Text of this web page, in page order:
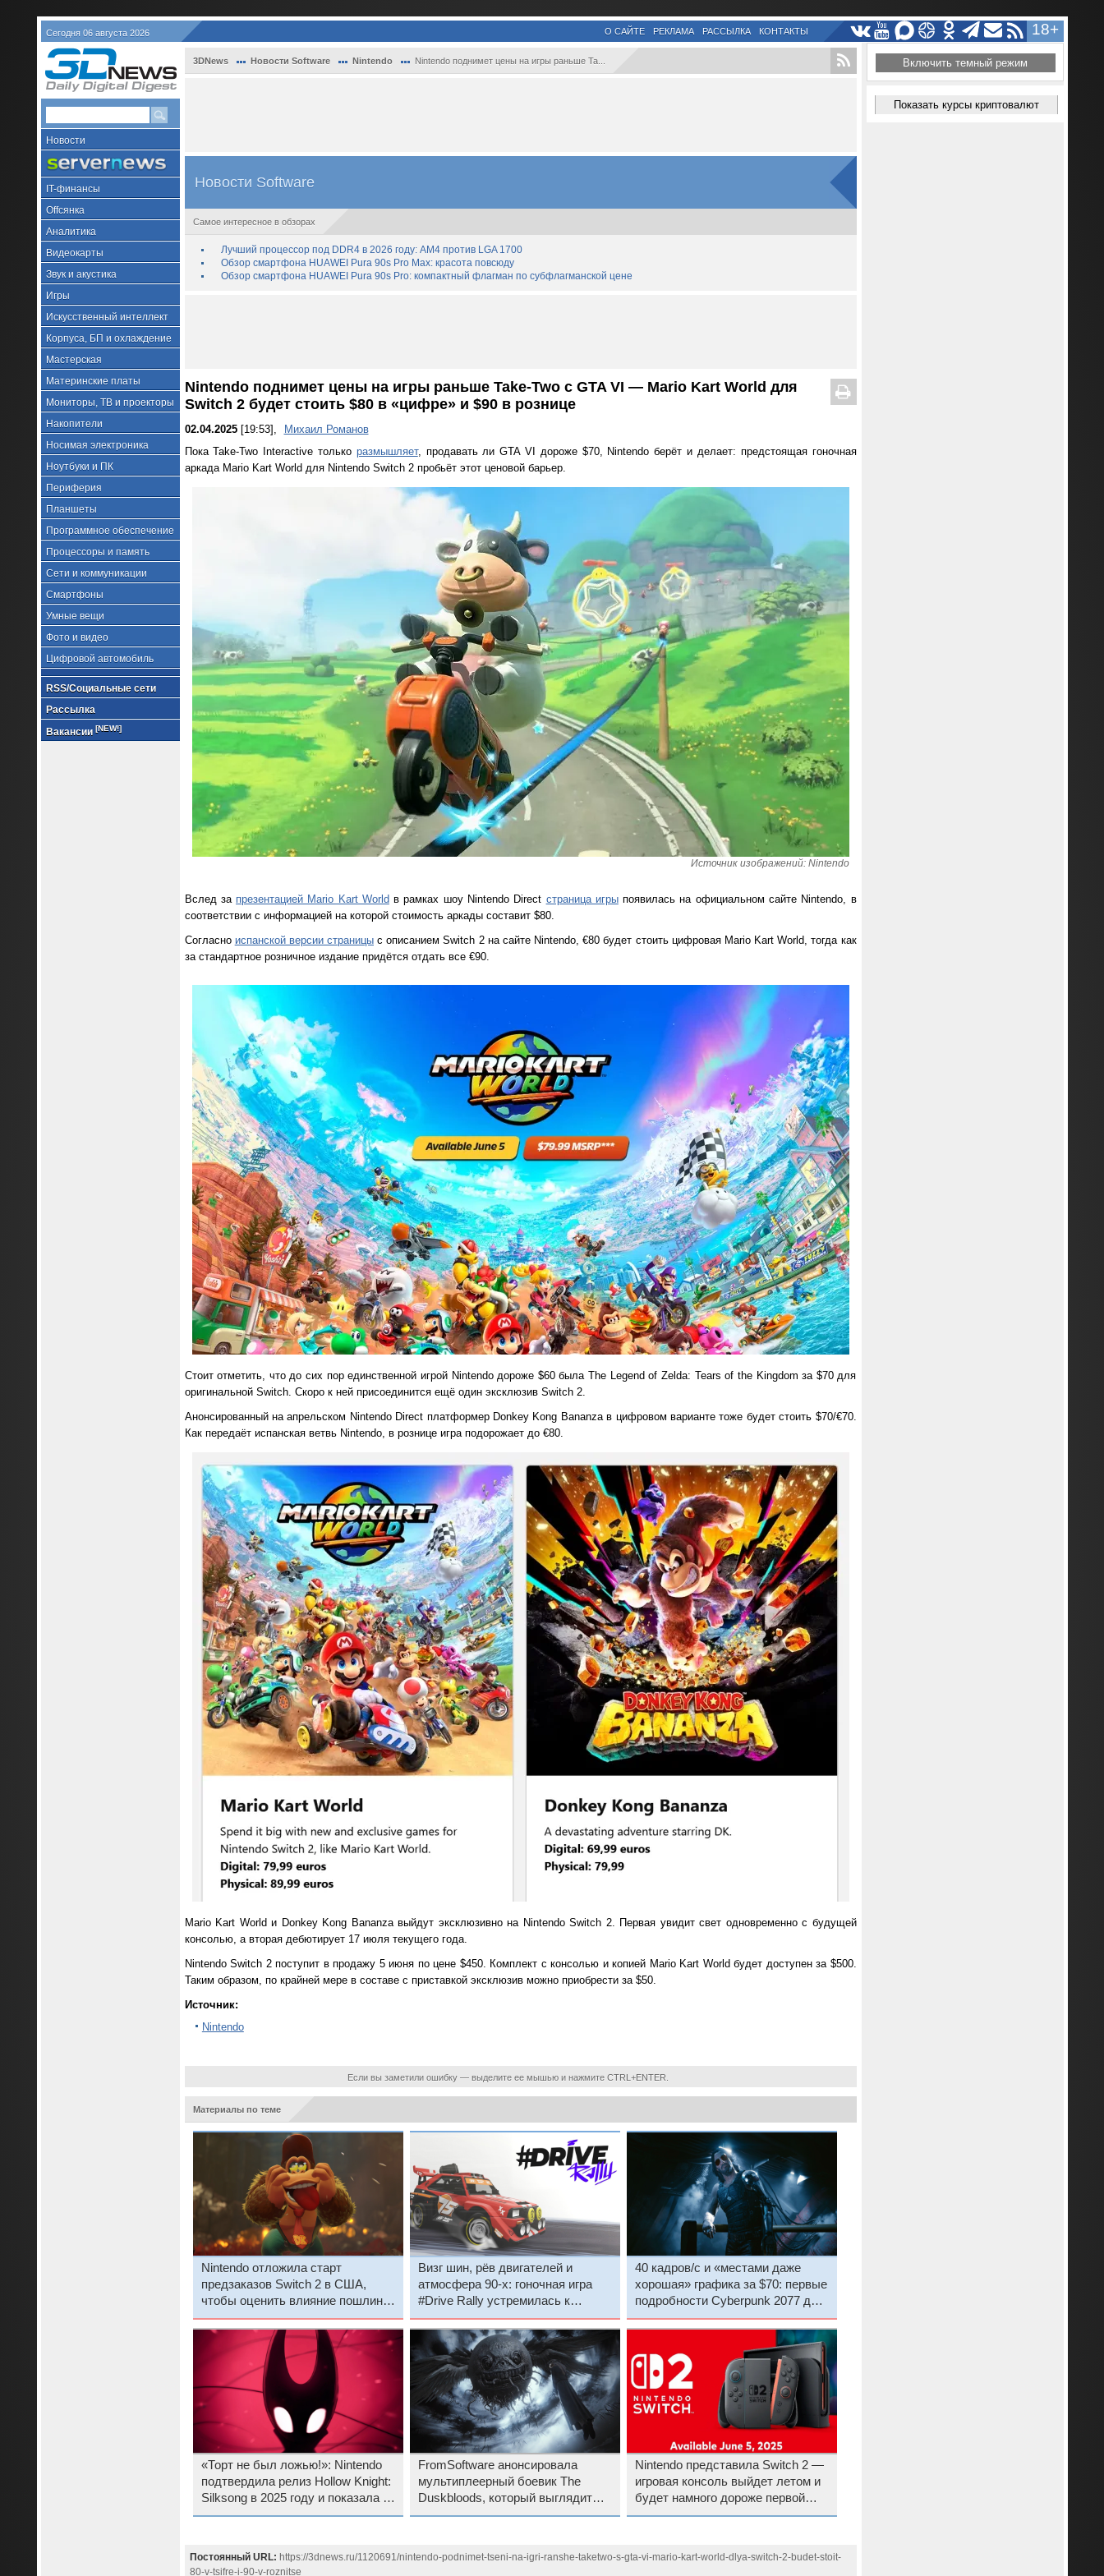
Сегодня 06 августа 2026 18+
О САЙТЕ РЕКЛАМА РАССЫЛКА КОНТАКТЫ
Новости
IT-финансы
Offсянка
Аналитика
Видеокарты
Звук и акустика
Игры
Искусственный интеллект
Корпуса, БП и охлаждение
Мастерская
Материнские платы
Мониторы, ТВ и проекторы
Накопители
Носимая электроника
Ноутбуки и ПК
Периферия
Планшеты
Программное обеспечение
Процессоры и память
Сети и коммуникации
Смартфоны
Умные вещи
Фото и видео
Цифровой автомобиль
RSS/Социальные сети
Рассылка
Вакансии [NEW!]
3DNews Новости Software Nintendo Nintendo поднимет цены на игры раньше Ta...
Новости Software
Самое интересное в обзорах
Лучший процессор под DDR4 в 2026 году: AM4 против LGA 1700
Обзор смартфона HUAWEI Pura 90s Pro Max: красота повсюду
Обзор смартфона HUAWEI Pura 90s Pro: компактный флагман по субфлагманской цене
Nintendo поднимет цены на игры раньше Take-Two с GTA VI — Mario Kart World для
Switch 2 будет стоить $80 в «цифре» и $90 в рознице
02.04.2025[19:53],
Михаил Романов
Пока Take-Two Interactive только размышляет, продавать ли GTA VI дороже $70, Nintendo берёт и делает: предстоящая гоночная
аркада Mario Kart World для Nintendo Switch 2 пробьёт этот ценовой барьер.
Источник изображений: Nintendo
Вслед за презентацией Mario Kart World в рамках шоу Nintendo Direct страница игрыпоявилась на официальном сайте Nintendo, в
соответствии с информацией на которой стоимость аркады составит $80.
Согласно испанской версии страницы с описанием Switch 2 на сайте Nintendo, €80 будет стоить цифровая Mario Kart World, тогда как
за стандартное розничное издание придётся отдать все €90.
Стоит отметить, что до сих пор единственной игрой Nintendo дороже $60 была The Legend of Zelda: Tears of the Kingdom за $70 для
оригинальной Switch. Скоро к ней присоединится ещё один эксклюзив Switch 2.
Анонсированный на апрельском Nintendo Direct платформер Donkey Kong Bananza в цифровом варианте тоже будет стоить $70/€70.
Как передаёт испанская ветвь Nintendo, в рознице игра подорожает до €80.
Mario Kart World и Donkey Kong Bananza выйдут эксклюзивно на Nintendo Switch 2. Первая увидит свет одновременно с будущей
консолью, а вторая дебютирует 17 июля текущего года.
Nintendo Switch 2 поступит в продажу 5 июня по цене $450. Комплект с консолью и копией Mario Kart World будет доступен за $500.
Таким образом, по крайней мере в составе с приставкой эксклюзив можно приобрести за $50.
Источник:
Nintendo
Если вы заметили ошибку — выделите ее мышью и нажмите CTRL+ENTER.
Материалы по теме
Nintendo отложила старт
предзаказов Switch 2 в США,
чтобы оценить влияние пошлин
Трампа
Визг шин, рёв двигателей и
атмосфера 90-х: гоночная игра
#Drive Rally устремилась к
выходу из раннего доступа
40 кадров/с и «местами даже
хорошая» графика за $70: первые
подробности Cyberpunk 2077 для
Nintendo Switch 2
«Торт не был ложью!»: Nintendo
подтвердила релиз Hollow Knight:
Silksong в 2025 году и показала 5
секунд геймплея
FromSoftware анонсировала
мультиплеерный боевик The
Duskbloods, который выглядит
как смесь Elden Ring и Bloodborne
Nintendo представила Switch 2 —
игровая консоль выйдет летом и
будет намного дороже первой
Switch
Постоянный URL: https://3dnews.ru/1120691/nintendo-podnimet-tseni-na-igri-ranshe-taketwo-s-gta-vi-mario-kart-world-dlya-switch-2-budet-stoit-
80-v-tsifre-i-90-v-roznitse
Включить темный режим
Показать курсы криптовалют